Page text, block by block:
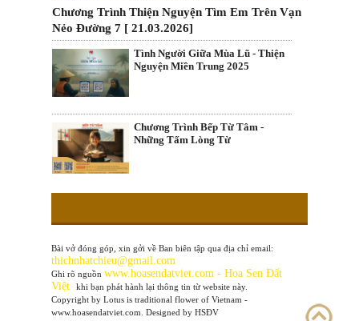
Chương Trình Thiện Nguyện Tìm Em Trên Vạn
Nẻo Đường 7 [ 21.03.2026]
Tình Người Giữa Mùa Lũ - Thiện
Nguyện Miền Trung 2025
Chương Trình Bếp Từ Tâm -
Những Tấm Lòng Từ
Bài vở đóng góp, xin gởi về Ban biên tập qua địa chỉ email:
thichnhatchieu@gmail.com
Ghi rõ nguồn www.hoasendatviet.com - Hoa Sen Đất
Việt
khi bạn phát hành lại thông tin từ website này.
Copyright by Lotus is traditional flower of Vietnam -
www.hoasendatviet.com. Designed by HSĐV